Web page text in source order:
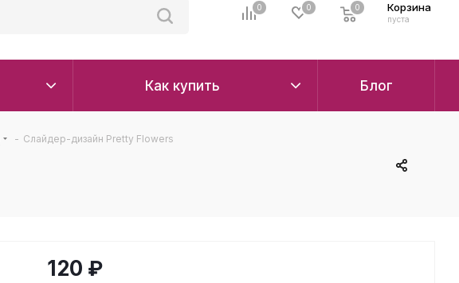
0 0 Корзина
0
пуста
0
Как купить Блог
- Слайдер-дизайн Pretty Flowers
120 ₽